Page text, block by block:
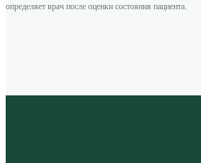
определяет врач после оценки состояния пациента.